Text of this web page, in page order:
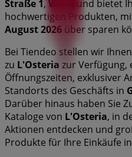
Straße 1, Wien
, und bietet
hochwertigen Produkten,
August 2026 über sparen
Bei Tiendeo stellen wir
zu L'Osteria zur Verfügung,
Öffnungszeiten, exklusiver
Standorts des Geschäfts in
Darüber hinaus haben Sie
Kataloge von L'Osteria, in
Aktionen entdecken und
Produkte für Ihre Einkäufe in